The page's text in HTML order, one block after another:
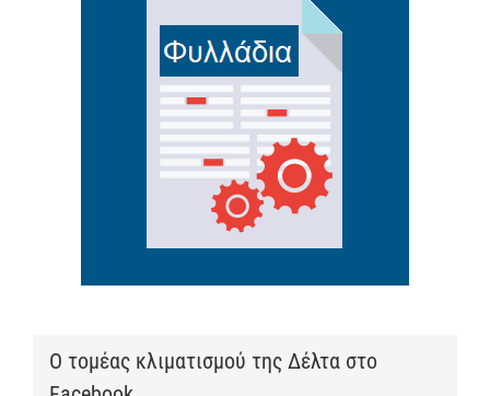
Ο τομέας κλιματισμού της Δέλτα στο